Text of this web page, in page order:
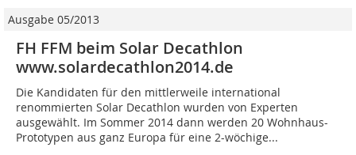
Ausgabe 05/2013
FH FFM beim Solar Decathlon
www.solardecathlon2014.de
Die Kandidaten für den mittlerweile international
renommierten Solar Decathlon wurden von Experten
ausgewählt. Im Sommer 2014 dann werden 20 Wohnhaus-
Prototypen aus ganz Europa für eine 2-wöchige...